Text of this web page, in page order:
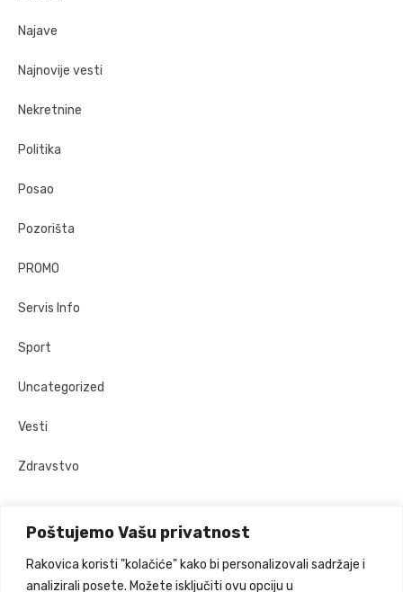
Poštujemo Vašu privatnost
Rakovica koristi "kolačiće" kako bi personalizovali sadržaje i
analizirali posete. Možete isključiti ovu opciju u
Najave
Najnovije vesti
Nekretnine
Politika
Posao
Pozorišta
PROMO
Servis Info
Sport
Uncategorized
Vesti
Zdravstvo
Prijatelji sajta